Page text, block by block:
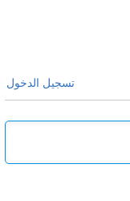
تسجيل الدخول